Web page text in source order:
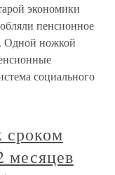
экономики
пенсионное
Одной ножкой
социального
сроком
месяцев